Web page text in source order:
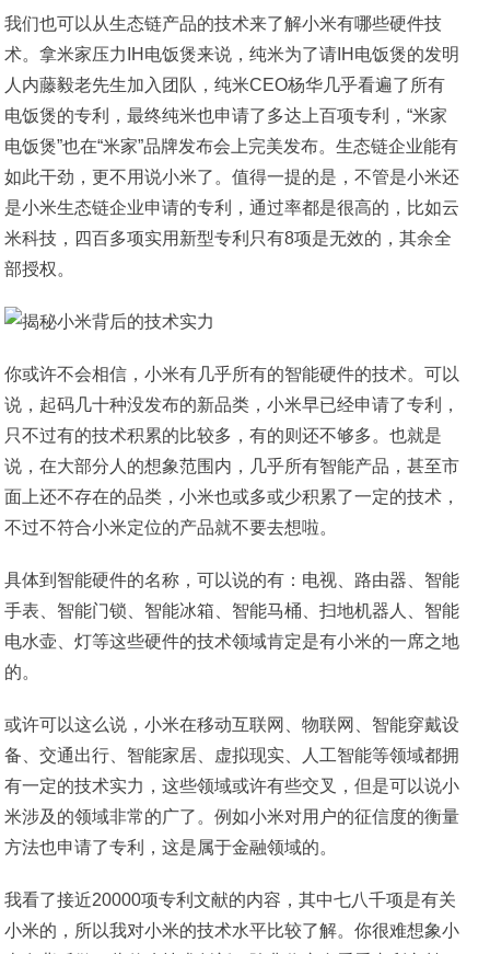
我们也可以从生态链产品的技术来了解小米有哪些硬件技
术。拿米家压力IH电饭煲来说，纯米为了请IH电饭煲的发明
人内藤毅老先生加入团队，纯米CEO杨华几乎看遍了所有
电饭煲的专利，最终纯米也申请了多达上百项专利，“米家
电饭煲”也在“米家”品牌发布会上完美发布。生态链企业能有
如此干劲，更不用说小米了。值得一提的是，不管是小米还
是小米生态链企业申请的专利，通过率都是很高的，比如云
米科技，四百多项实用新型专利只有8项是无效的，其余全
部授权。
你或许不会相信，小米有几乎所有的智能硬件的技术。可以
说，起码几十种没发布的新品类，小米早已经申请了专利，
只不过有的技术积累的比较多，有的则还不够多。也就是
说，在大部分人的想象范围内，几乎所有智能产品，甚至市
面上还不存在的品类，小米也或多或少积累了一定的技术，
不过不符合小米定位的产品就不要去想啦。
具体到智能硬件的名称，可以说的有：电视、路由器、智能
手表、智能门锁、智能冰箱、智能马桶、扫地机器人、智能
电水壶、灯等这些硬件的技术领域肯定是有小米的一席之地
的。
或许可以这么说，小米在移动互联网、物联网、智能穿戴设
备、交通出行、智能家居、虚拟现实、人工智能等领域都拥
有一定的技术实力，这些领域或许有些交叉，但是可以说小
米涉及的领域非常的广了。例如小米对用户的征信度的衡量
方法也申请了专利，这是属于金融领域的。
我看了接近20000项专利文献的内容，其中七八千项是有关
小米的，所以我对小米的技术水平比较了解。你很难想象小